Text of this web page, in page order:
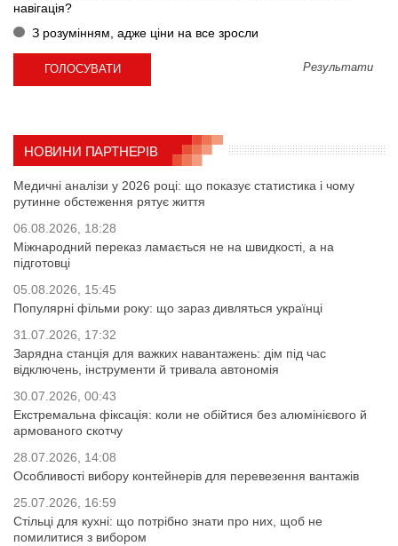
навігація?
З розумінням, адже ціни на все зросли
Результати
НОВИНИ ПАРТНЕРІВ
Медичні аналізи у 2026 році: що показує статистика і чому
рутинне обстеження рятує життя
06.08.2026, 18:28
Міжнародний переказ ламається не на швидкості, а на
підготовці
05.08.2026, 15:45
Популярні фільми року: що зараз дивляться українці
31.07.2026, 17:32
Зарядна станція для важких навантажень: дім під час
відключень, інструменти й тривала автономія
30.07.2026, 00:43
Екстремальна фіксація: коли не обійтися без алюмінієвого й
армованого скотчу
28.07.2026, 14:08
Особливості вибору контейнерів для перевезення вантажів
25.07.2026, 16:59
Стільці для кухні: що потрібно знати про них, щоб не
помилитися з вибором